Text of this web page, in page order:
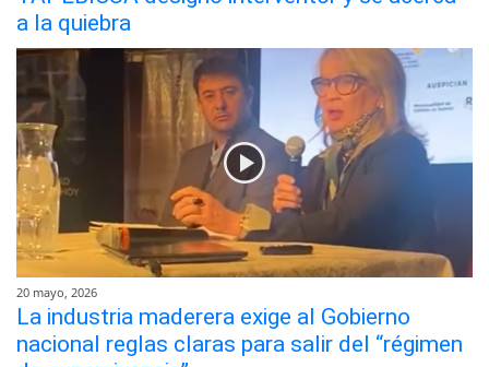
a la quiebra
20 mayo, 2026
La industria maderera exige al Gobierno
nacional reglas claras para salir del “régimen